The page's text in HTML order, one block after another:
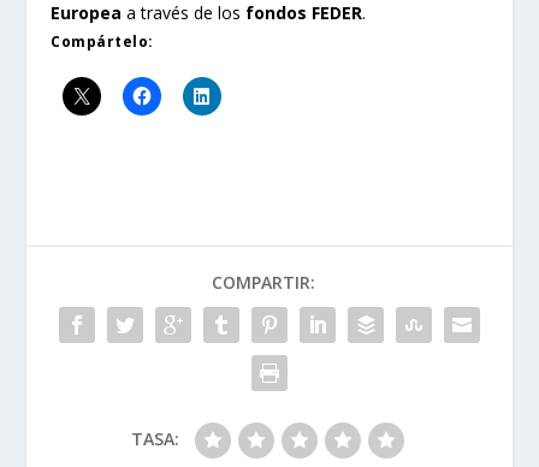
Europea a través de los fondos FEDER.
Compártelo:
COMPARTIR:
TASA: